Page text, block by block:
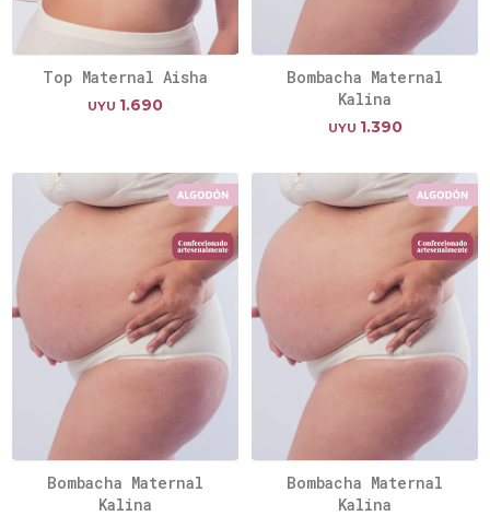
Top Maternal Aisha
UYU 1.690
Bombacha Maternal
Kalina
UYU 1.390
Bombacha Maternal
Kalina
Bombacha Maternal
Kalina